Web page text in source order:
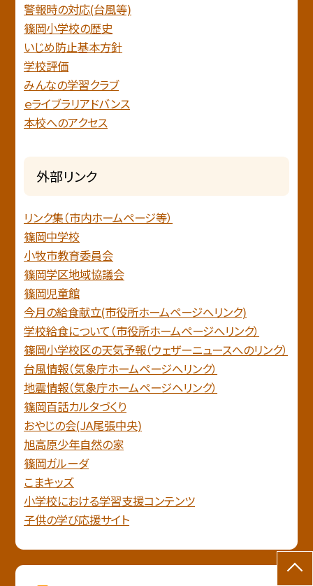
警報時の対応(台風等)
篠岡小学校の歴史
いじめ防止基本方針
学校評価
みんなの学習クラブ
ｅライブラリアドバンス
本校へのアクセス
外部リンク
リンク集（市内ホームページ等）
篠岡中学校
小牧市教育委員会
篠岡学区地域協議会
篠岡児童館
今月の給食献立(市役所ホームページへリンク)
学校給食について（市役所ホームページへリンク）
篠岡小学校区の天気予報（ウェザーニュースへのリンク）
台風情報（気象庁ホームページへリンク）
地震情報（気象庁ホームページヘリンク）
篠岡百話カルタづくり
おやじの会(JA尾張中央)
旭高原少年自然の家
篠岡ガルーダ
こまキッズ
小学校における学習支援コンテンツ
子供の学び応援サイト